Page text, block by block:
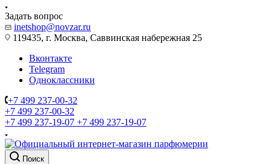
Задать вопрос
inetshop@novzar.ru
119435, г. Москва, Саввинская набережная 25
Вконтакте
Telegram
Одноклассники
+7 499 237-00-32
+7 499 237-00-32
+7 499 237-19-07 +7 499 237-19-07
Поиск